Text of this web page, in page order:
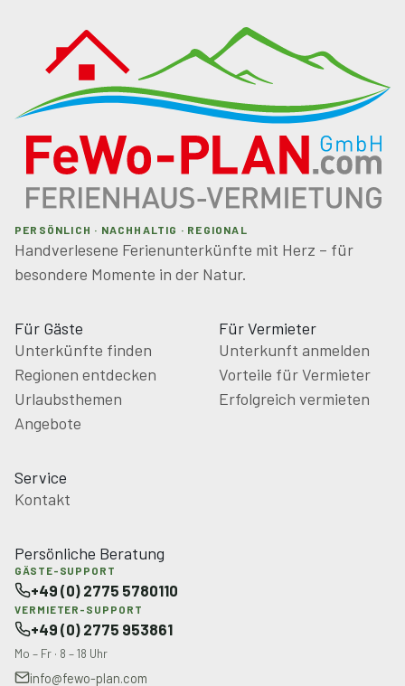
PERSÖNLICH · NACHHALTIG · REGIONAL
Handverlesene Ferienunterkünfte mit Herz – für
besondere Momente in der Natur.
Für Gäste
Unterkünfte finden
Regionen entdecken
Urlaubsthemen
Angebote
Für Vermieter
Unterkunft anmelden
Vorteile für Vermieter
Erfolgreich vermieten
Service
Kontakt
Persönliche Beratung
GÄSTE-SUPPORT
+49 (0) 2775 5780110
VERMIETER-SUPPORT
+49 (0) 2775 953861
Mo – Fr · 8 – 18 Uhr
info@fewo-plan.com